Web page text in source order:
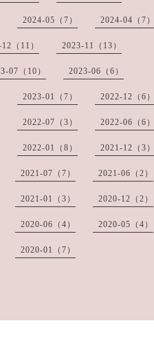
2024-05（7） 2024-04（7）
（11） 2023-11（13）
07（10） 2023-06（6）
2023-01（7） 2022-12（6）
2022-07（3） 2022-06（6）
2022-01（8） 2021-12（3）
2021-07（7） 2021-06（2）
2021-01（3） 2020-12（2）
2020-06（4） 2020-05（4）
2020-01（7）